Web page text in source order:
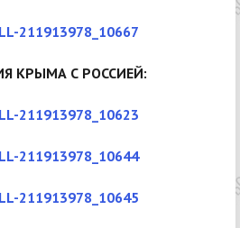
211913978_10667
КРЫМА С РОССИЕЙ:
211913978_10623
211913978_10644
211913978_10645